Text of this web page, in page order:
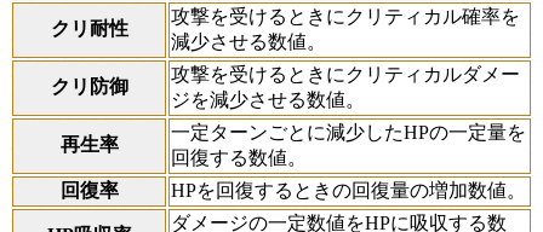
クリ耐性
攻撃を受けるときにクリティカル確率を
減少させる数値。
クリ防御
攻撃を受けるときにクリティカルダメー
ジを減少させる数値。
再生率
一定ターンごとに減少したHPの一定量を
回復する数値。
回復率
HPを回復するときの回復量の増加数値。
ダメージの一定数値をHPに吸収する数